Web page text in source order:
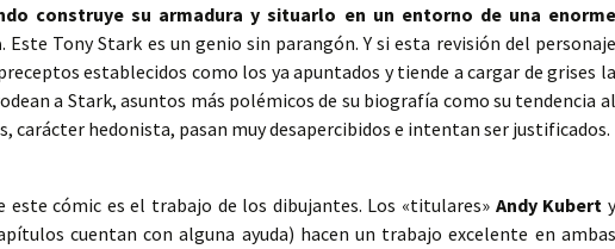
construye su armadura y situarlo en un entorno de una enorme
. Este Tony Stark es un genio sin parangón. Y si esta revisión del personaje
establecidos como los ya apuntados y tiende a cargar de grises la
a Stark, asuntos más polémicos de su biografía como su tendencia al
carácter hedonista, pasan muy desapercibidos e intentan ser justificados.
este cómic es el trabajo de los dibujantes. Los «titulares» Andy Kubert y
cuentan con alguna ayuda) hacen un trabajo excelente en ambas